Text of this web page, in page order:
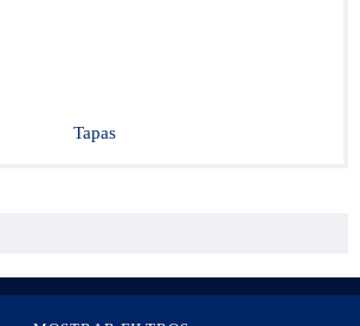
Tapas